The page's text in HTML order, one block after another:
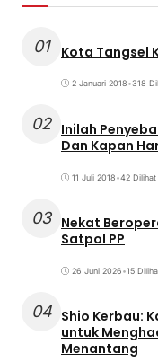
01 Kota Tangsel
2 Januari 2018•318
02 Inilah
Dan Kapan
11 Juli 2018•42 Dilihat
03 Nekat
Satpol PP
26 Juni 2026•15
04 Shio Kerbau:
untuk
Menantang